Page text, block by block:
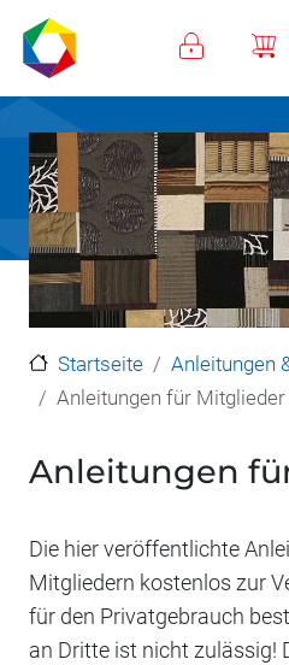
Direkt zum Inhalt
Startseite
Anleitungen
Anleitungen für Mitglieder
Anleitungen
Die hier veröffentlichte
Mitgliedern kostenlos zur
für den Privatgebrauch
an Dritte ist nicht zulässig!